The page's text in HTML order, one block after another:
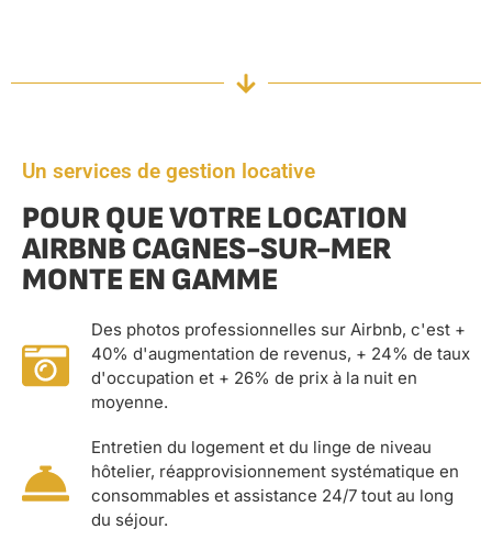
Un services de gestion locative
POUR QUE VOTRE LOCATION
AIRBNB CAGNES-SUR-MER
MONTE EN GAMME
Des photos professionnelles sur Airbnb, c'est +
40% d'augmentation de revenus, + 24% de taux
d'occupation et + 26% de prix à la nuit en
moyenne.
Entretien du logement et du linge de niveau
hôtelier, réapprovisionnement systématique en
consommables et assistance 24/7 tout au long
du séjour.